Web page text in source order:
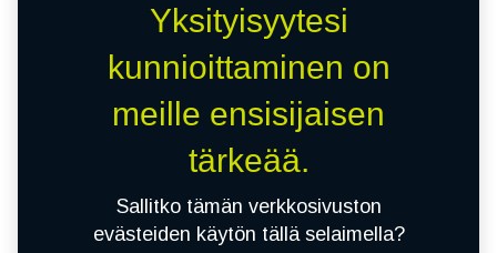
Yksityisyytesi
kunnioittaminen on
meille ensisijaisen
tärkeää.
Sallitko tämän verkkosivuston
evästeiden käytön tällä selaimella?